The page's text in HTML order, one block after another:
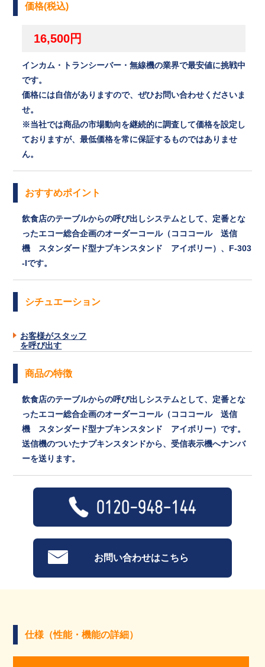
価格(税込)
16,500円
インカム・トランシーバー・無線機の業界で最安値に挑戦中
です。
価格には自信がありますので、ぜひお問い合わせくださいま
せ。
※当社では商品の市場動向を継続的に調査して価格を設定し
ておりますが、最低価格を常に保証するものではありませ
ん。
おすすめポイント
飲食店のテーブルからの呼び出しシステムとして、定番とな
ったエコー総合企画のオーダーコール（コココール 送信
機 スタンダード型ナプキンスタンド アイボリー）、F-303
-Iです。
シチュエーション
お客様がスタッフ
を呼び出す
商品の特徴
飲食店のテーブルからの呼び出しシステムとして、定番とな
ったエコー総合企画のオーダーコール（コココール 送信
機 スタンダード型ナプキンスタンド アイボリー）です。
送信機のついたナプキンスタンドから、受信表示機へナンバ
ーを送ります。
お問い合わせはこちら
仕様（性能・機能の詳細）